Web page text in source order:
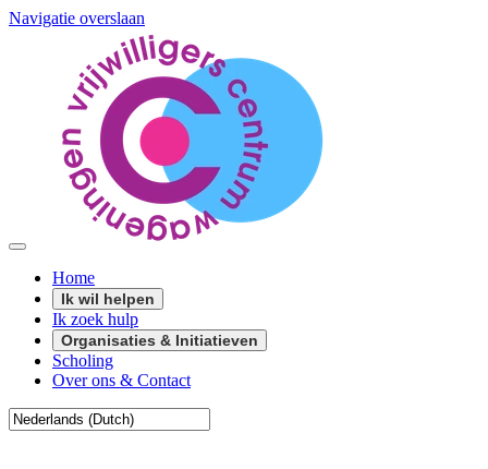
Navigatie overslaan
Home
Ik wil helpen
Ik zoek hulp
Organisaties & Initiatieven
Scholing
Over ons & Contact